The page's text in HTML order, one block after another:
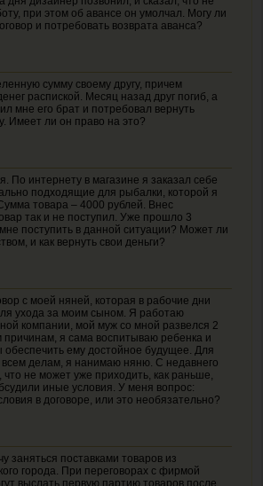
при этом об авансе он умолчал. Могу ли
и потребовать возврата аванса?
сумму своему другу, причем
распиской. Месяц назад друг погиб, а
мне его брат и потребовал вернуть
Имеет ли он право на это?
По интернету в магазине я заказал себе
подходящие для рыбалки, которой я
товара – 4000 рублей. Внес
так и не поступил. Уже прошло 3
поступить в данной ситуации? Может ли
и как вернуть свои деньги?
с моей няней, которая в рабочие дни
ухода за моим сыном. Я работаю
компании, мой муж со мной развелся 2
причинам, я сама воспитываю ребенка и
обеспечить ему достойное будущее. Для
всем делам, я нанимаю няню. С недавнего
не может уже приходить, как раньше,
иные условия. У меня вопрос:
в договоре, или это необязательно?
заняться поставками товаров из
города. При переговорах с фирмой
выслать первую партию товаров после